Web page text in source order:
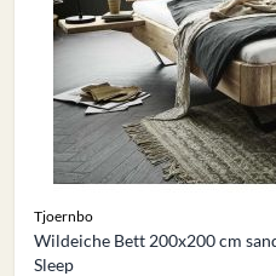
Tjoernbo
Wildeiche Bett 200x200 cm
Sleep